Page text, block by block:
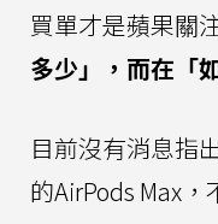
買單才是蘋果關
多少」，而在「
目前沒有消息指
的AirPods Max